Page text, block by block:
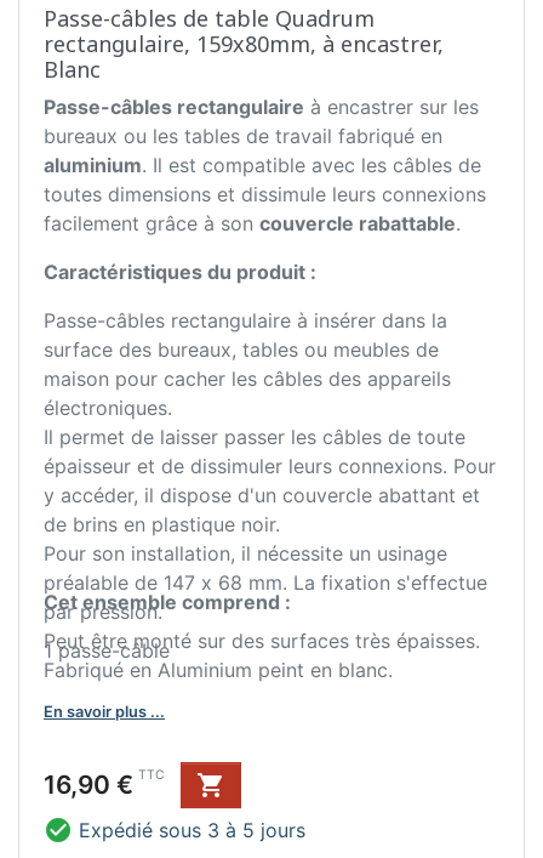
Passe-câbles de table Quadrum
rectangulaire, 159x80mm, à encastrer,
Blanc
Passe-câbles rectangulaire à encastrer sur les
bureaux ou les tables de travail fabriqué en
aluminium. Il est compatible avec les câbles de
toutes dimensions et dissimule leurs connexions
facilement grâce à son couvercle rabattable.
Caractéristiques du produit :
Passe-câbles rectangulaire à insérer dans la
surface des bureaux, tables ou meubles de
maison pour cacher les câbles des appareils
électroniques.
Il permet de laisser passer les câbles de toute
épaisseur et de dissimuler leurs connexions. Pour
y accéder, il dispose d'un couvercle abattant et
de brins en plastique noir.
Pour son installation, il nécessite un usinage
préalable de 147 x 68 mm. La fixation s'effectue
par pression.
Peut être monté sur des surfaces très épaisses.
Fabriqué en Aluminium peint en blanc.
Cet ensemble comprend :
1 passe-câble
En savoir plus ...
Prix
16,90 € TTC

 Expédié sous 3 à 5 jours